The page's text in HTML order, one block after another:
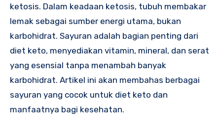
ketosis. Dalam keadaan ketosis, tubuh membakar
lemak sebagai sumber energi utama, bukan
karbohidrat. Sayuran adalah bagian penting dari
diet keto, menyediakan vitamin, mineral, dan serat
yang esensial tanpa menambah banyak
karbohidrat. Artikel ini akan membahas berbagai
sayuran yang cocok untuk diet keto dan
manfaatnya bagi kesehatan.